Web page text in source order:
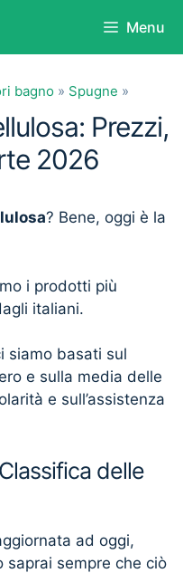
Menu
bagno » Spugne »
Prezzi,
2026
? Bene, oggi è la
i prodotti più
italiani.
siamo basati sul
e sulla media delle
e sull’assistenza
delle
ad oggi,
saprai sempre che ciò